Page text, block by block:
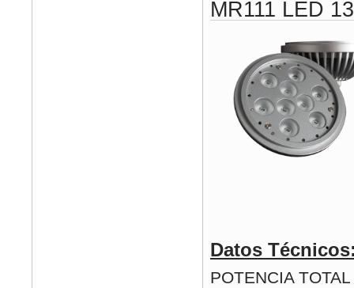
MR111 LED
Datos
POTENCIA